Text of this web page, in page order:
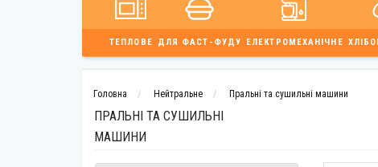
ТЕПЛОВЕ ДЛЯ ФАСТ-ФУДУ ЕЛЕКТРОМЕХАНІЧНЕ
Головна Нейтральне Пральні та сушильні машини
ПРАЛЬНІ ТА СУШИЛЬНІ
МАШИНИ